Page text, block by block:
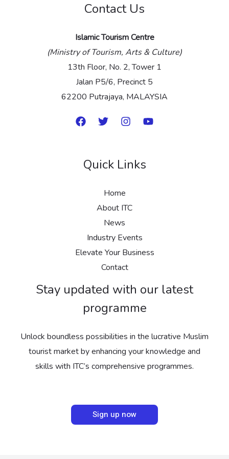
Contact Us
Islamic Tourism Centre
(Ministry of Tourism, Arts & Culture)
13th Floor, No. 2, Tower 1
Jalan P5/6, Precinct 5
62200 Putrajaya, MALAYSIA
Quick Links
Home
About ITC
News
Industry Events
Elevate Your Business
Contact
Stay updated with our latest
programme
Unlock boundless possibilities in the lucrative Muslim
tourist market by enhancing your knowledge and
skills with ITC’s comprehensive programmes.
Sign up now